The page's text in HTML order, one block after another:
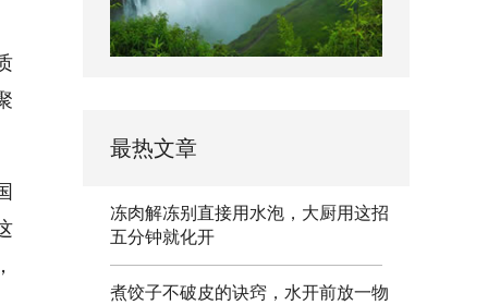
最热文章
冻肉解冻别直接用水泡，大厨用这招
五分钟就化开
煮饺子不破皮的诀窍，水开前放一物